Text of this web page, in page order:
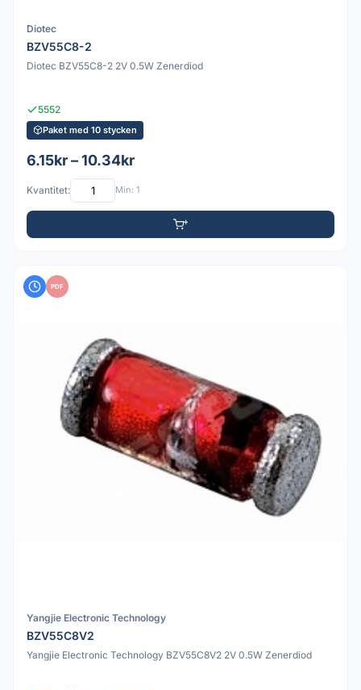
Diotec
BZV55C8-2
Diotec BZV55C8-2 2V 0.5W Zenerdiod
5552
Paket med 10 stycken
6.15kr – 10.34kr
Kvantitet: Min: 1
PDF
Yangjie Electronic Technology
BZV55C8V2
Yangjie Electronic Technology BZV55C8V2 2V 0.5W Zenerdiod